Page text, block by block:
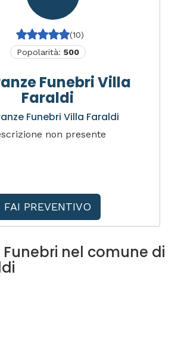
(10)
Popolarità: 500
Funebri Villa
Faraldi
Funebri Villa Faraldi
non presente
FAI PREVENTIVO
nel comune di